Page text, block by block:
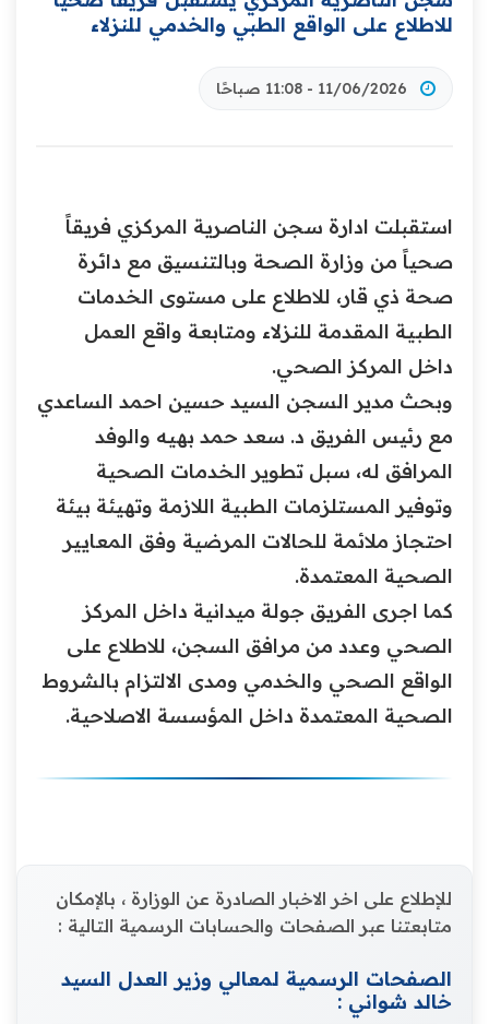
للاطلاع على الواقع الطبي والخدمي للنزلاء
11/06/2026 - 11:08 صباحًا
استقبلت ادارة سجن الناصرية المركزي فريقاً
صحياً من وزارة الصحة وبالتنسيق مع دائرة
صحة ذي قار، للاطلاع على مستوى الخدمات
الطبية المقدمة للنزلاء ومتابعة واقع العمل
داخل المركز الصحي.
وبحث مدير السجن السيد حسين احمد الساعدي
مع رئيس الفريق د. سعد حمد بهيه والوفد
المرافق له، سبل تطوير الخدمات الصحية
وتوفير المستلزمات الطبية اللازمة وتهيئة بيئة
احتجاز ملائمة للحالات المرضية وفق المعايير
الصحية المعتمدة.
كما اجرى الفريق جولة ميدانية داخل المركز
الصحي وعدد من مرافق السجن، للاطلاع على
الواقع الصحي والخدمي ومدى الالتزام بالشروط
الصحية المعتمدة داخل المؤسسة الاصلاحية.
للإطلاع على اخر الاخبار الصادرة عن الوزارة ، بالإمكان
متابعتنا عبر الصفحات والحسابات الرسمية التالية :
الصفحات الرسمية لمعالي وزير العدل السيد
خالد شواني :